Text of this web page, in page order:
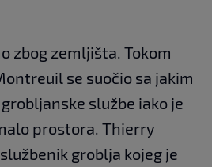
zbog zemljišta. Tokom
se suočio sa jakim
službe iako je
prostora. Thierry
groblja kojeg je